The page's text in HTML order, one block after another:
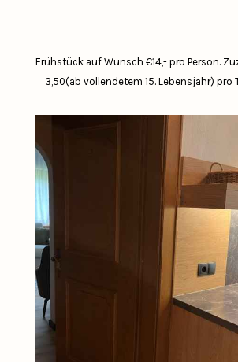
Frühstück auf Wunsch €14,- pro Person.
3,50(ab vollendetem 15. Lebensjahr) pro